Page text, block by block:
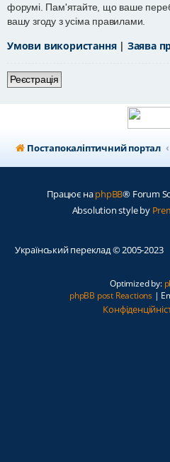
форумі. Пам'ятайте, що ваше
вашу згоду з усіма правилами.
Умови використання| Заява
Реєстрація
Постапокаліптичний портал
Працює наphpBB® Forum
Absolution style by
Український переклад © 2005-2023
Optimized by:
phpBB post Reactions|